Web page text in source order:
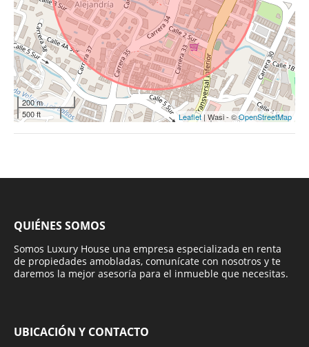
200 m
500 ft
Leaflet| Wasi - ©OpenStreetMap
QUIÉNES SOMOS
Somos Luxury House una empresa especializada en renta
de propiedades amobladas, comunícate con nosotros y te
daremos la mejor asesoría para el inmueble que necesitas.
UBICACIÓN Y CONTACTO